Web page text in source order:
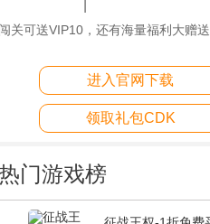
闯关可送VIP10，还有海量福利大赠送
进入官网下载
领取礼包CDK
门游戏榜